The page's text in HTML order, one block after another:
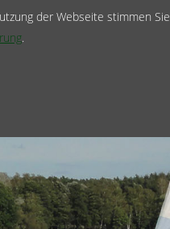
der Webseite stimmen
.